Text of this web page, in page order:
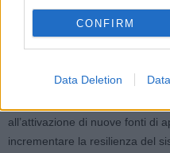
CONFIRM
Data Deletion
integrato sono: tutela della
economia circolare con
euro.
risorsa idrica, alla riduzione
all’attivazione di nuove fonti di
incrementare la resilienza del